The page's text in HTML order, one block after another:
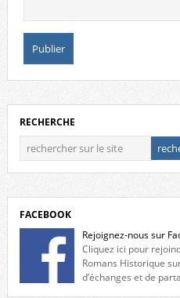
RECHERCHE
FACEBOOK
Rejoignez-nous sur
Cliquez ici pour
Romans Historique
d’échanges et de